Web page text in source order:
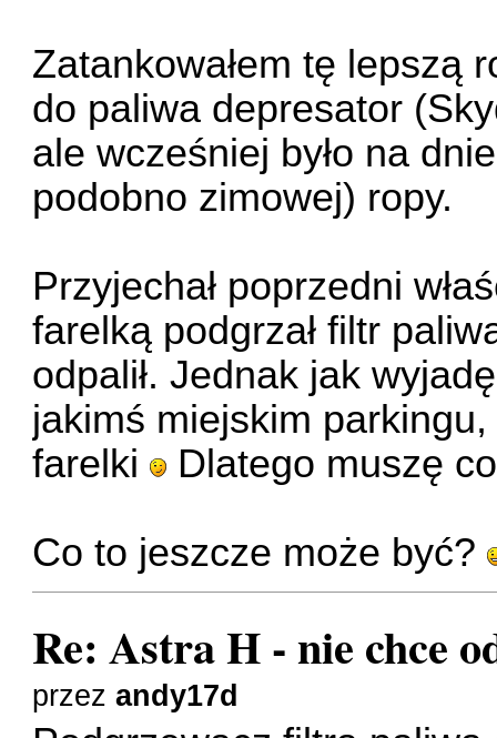
Zatankowałem tę lepszą
do paliwa depresator
ale wcześniej było na
podobno zimowej) ropy.
Przyjechał poprzedni
farelką podgrzał filtr
odpalił. Jednak jak
jakimś miejskim
farelki
Dlatego muszę
Co to jeszcze może być?
Re: Astra H - nie chce
przezandy17d